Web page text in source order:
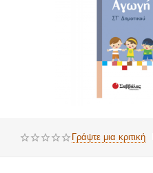
Γράψτε μια κριτική